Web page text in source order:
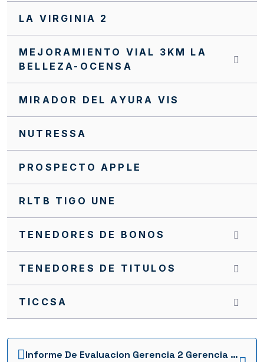
LA VIRGINIA 2
MEJORAMIENTO VIAL 3KM LA
BELLEZA-OCENSA
MIRADOR DEL AYURA VIS
NUTRESSA
PROSPECTO APPLE
RLTB TIGO UNE
TENEDORES DE BONOS
TENEDORES DE TITULOS
TICCSA
Informe De Evaluacion Gerencia 2 Gerencia Julio 18 1736961795646